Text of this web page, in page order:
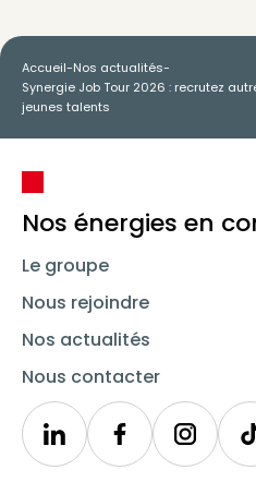
Accueil-Nos actualités-
Synergie Job Tour 2026 : recrutez
jeunes talents
Nos énergies en
Le groupe
Nous rejoindre
Nos actualités
Nous contacter
LinkedinSynergie